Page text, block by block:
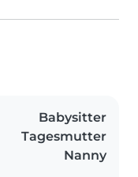
Babysitter
Tagesmutter
Nanny